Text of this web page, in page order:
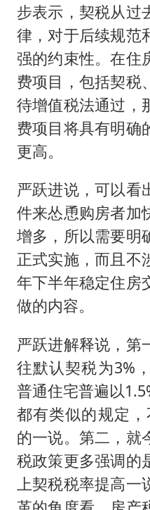
步表示，契税从过
律，对于后续规范
强的约束性。在住
费项目，包括契税
待增值税法通过，
费项目将具有明确
更高。
严跃进说，可以看
件来怂恿购房者加
增多，所以需要明
正式实施，而且不
年下半年稳定住房
做的内容。
严跃进解释说，第
往默认契税为3%
普通住宅普遍以
都有类似的规定
的一说。第二，就
税政策更多强调的
上契税税率提高